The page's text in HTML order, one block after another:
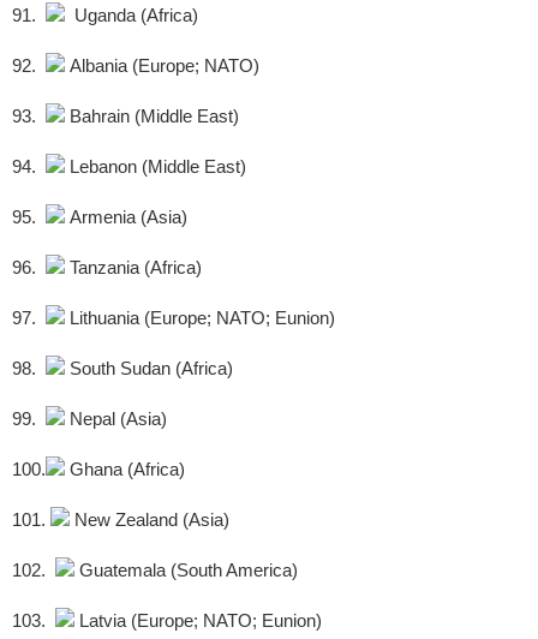
91. Uganda (Africa)
92. Albania (Europe; NATO)
93. Bahrain (Middle East)
94. Lebanon (Middle East)
95. Armenia (Asia)
96. Tanzania (Africa)
97. Lithuania (Europe; NATO; Eunion)
98. South Sudan (Africa)
99. Nepal (Asia)
100. Ghana (Africa)
101. New Zealand (Asia)
102. Guatemala (South America)
103. Latvia (Europe; NATO; Eunion)